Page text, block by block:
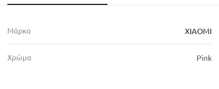
Μάρκα XIAOMI
Χρώμα Pink